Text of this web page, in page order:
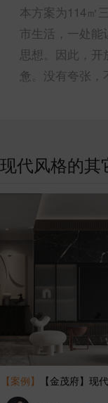
本方案为114㎡
市生活，一处
思想。因此，
惫。没有夸张
现代风格的其
【案例】 【金茂府】现